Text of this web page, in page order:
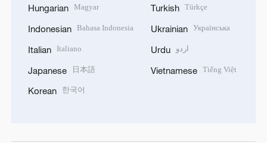
Hungarian Magyar
Indonesian Bahasa Indonesia
Italian Italiano
Japanese 日本語
Korean 한국어
Turkish Türkçe
Ukrainian Українська
Urdu اردو
Vietnamese Tiếng Việt